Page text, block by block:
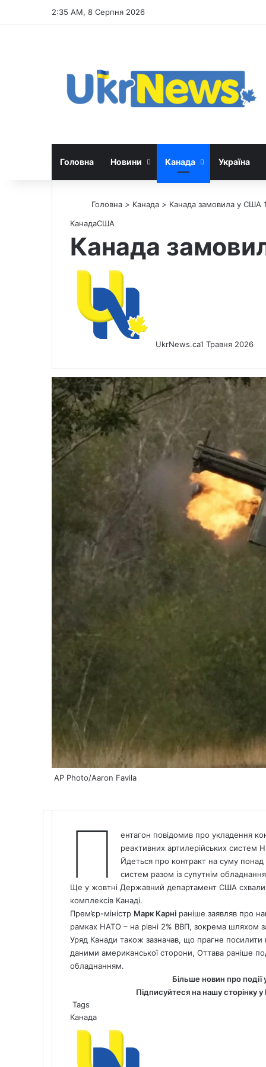
2:35 AM, 8 Серпня 2026
Головна Новини Канада Україна
Головна > Канада > Канада замовила у США
КанадаСША
Канада
UkrNews.ca1 Травня 2026
AP Photo/Aaron Favila
П
ентагон повідомив про укладення
реактивних артилерійських систем
Йдеться про контракт на суму понад
систем разом із супутнім
Ще у жовтні Державний департамент США
комплексів Канаді.
Прем’єр-міністр Марк Карні раніше заявляв про
рамках НАТО – на рівні 2% ВВП, зокрема шляхом
Уряд Канади також зазначав, що прагне посилити
даними американської сторони, Оттава раніше
обладнанням.
Більше новин про події
Підписуйтеся на нашу сторінку у
Tags
Канада